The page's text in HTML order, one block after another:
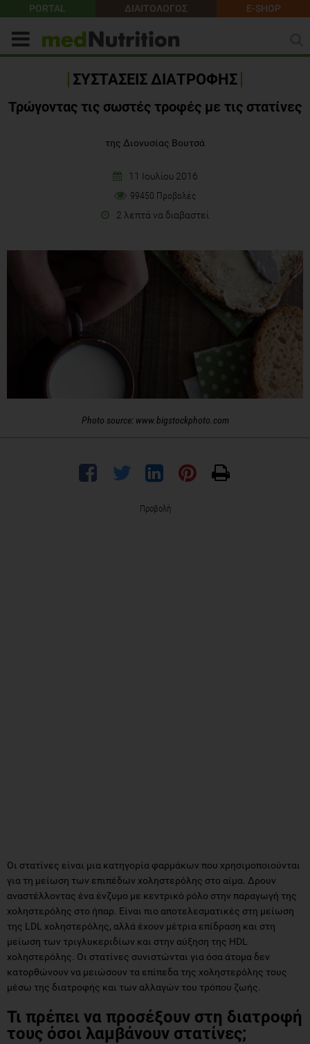
PORTAL ΔΙΑΙΤΟΛΟΓΟΣ E-SHOP
ΣΥΣΤΑΣΕΙΣ ΔΙΑΤΡΟΦΗΣ
Τρώγοντας τις σωστές τροφές με τις στατίνες
της Διονυσίας Βουτσά
11 Ιουλίου 2016
99450 Προβολές
2 λεπτά να διαβαστεί
Photo source: www.bigstockphoto.com
Προβολή
Οι στατίνες είναι μια κατηγορία φαρμάκων που χρησιμοποιούνται
για τη μείωση των επιπέδων χοληστερόλης στο αίμα. Δρουν
αναστέλλοντας ένα ένζυμο με κεντρικό ρόλο στην παραγωγή της
χοληστερόλης στο ήπαρ. Είναι πιο αποτελεσματικές στη μείωση
της LDL χοληστερόλης, αλλά έχουν μέτρια επίδραση και στη
μείωση των τριγλυκεριδίων και στην αύξηση της HDL
χοληστερόλης. Οι στατίνες συνιστώνται για όσα άτομα δεν
κατορθώνουν να μειώσουν τα επίπεδα της χοληστερόλης τους
μέσω της διατροφής και των αλλαγών του τρόπου ζωής.
Τι πρέπει να προσέξουν στη διατροφή
τους όσοι λαμβάνουν στατίνες;